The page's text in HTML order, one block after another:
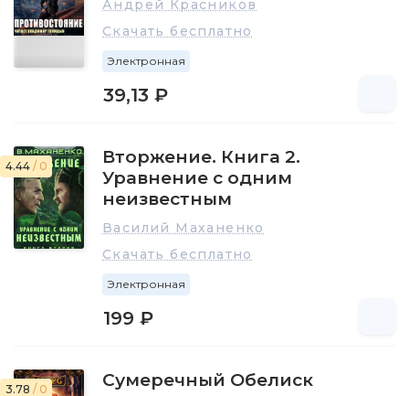
Андрей Красников
Скачать бесплатно
Электронная
39,13 ₽
4.44 / 0
Вторжение. Книга 2.
Уравнение с одним
неизвестным
Василий Маханенко
Скачать бесплатно
Электронная
199 ₽
3.78 / 0 Сумеречный Обелиск